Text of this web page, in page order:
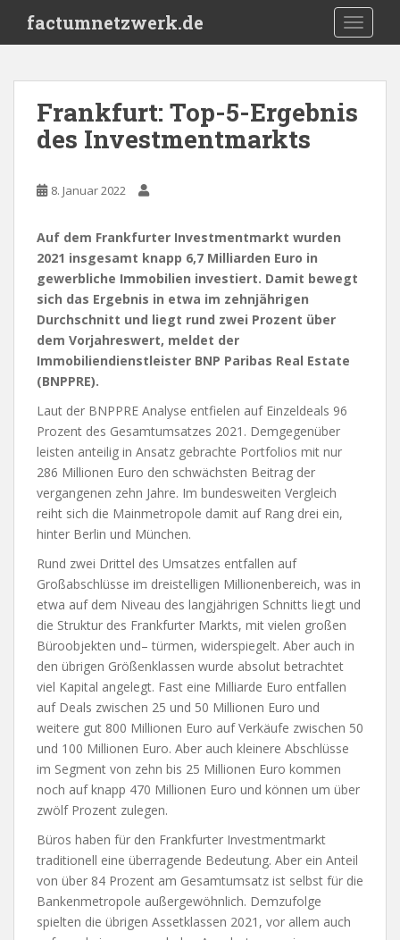
i
factumnetzwerk.de
Frankfurt: Top-5-Ergebnis
des Investmentmarkts
8. Januar 2022
Auf dem Frankfurter Investmentmarkt wurden
2021 insgesamt knapp 6,7 Milliarden Euro in
gewerbliche Immobilien investiert. Damit bewegt
sich das Ergebnis in etwa im zehnjährigen
Durchschnitt und liegt rund zwei Prozent über
dem Vorjahreswert, meldet der
Immobiliendienstleister BNP Paribas Real Estate
(BNPPRE).
Laut der BNPPRE Analyse entfielen auf Einzeldeals 96
Prozent des Gesamtumsatzes 2021. Demgegenüber
leisten anteilig in Ansatz gebrachte Portfolios mit nur
286 Millionen Euro den schwächsten Beitrag der
vergangenen zehn Jahre. Im bundesweiten Vergleich
reiht sich die Mainmetropole damit auf Rang drei ein,
hinter Berlin und München.
Rund zwei Drittel des Umsatzes entfallen auf
Großabschlüsse im dreistelligen Millionenbereich, was in
etwa auf dem Niveau des langjährigen Schnitts liegt und
die Struktur des Frankfurter Markts, mit vielen großen
Büroobjekten und– türmen, widerspiegelt. Aber auch in
den übrigen Größenklassen wurde absolut betrachtet
viel Kapital angelegt. Fast eine Milliarde Euro entfallen
auf Deals zwischen 25 und 50 Millionen Euro und
weitere gut 800 Millionen Euro auf Verkäufe zwischen 50
und 100 Millionen Euro. Aber auch kleinere Abschlüsse
im Segment von zehn bis 25 Millionen Euro kommen
noch auf knapp 470 Millionen Euro und können um über
zwölf Prozent zulegen.
Büros haben für den Frankfurter Investmentmarkt
traditionell eine überragende Bedeutung. Aber ein Anteil
von über 84 Prozent am Gesamtumsatz ist selbst für die
Bankenmetropole außergewöhnlich. Demzufolge
spielten die übrigen Assetklassen 2021, vor allem auch